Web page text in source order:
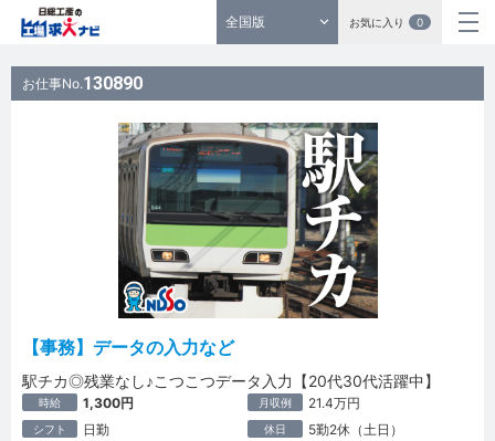
全国版 お気に入り 0
お仕事No.130890
【事務】データの入力など
駅チカ◎残業なし♪こつこつデータ入力【20代30代活躍中】
時給 1,300円 月収例 21.4万円
シフト 日勤 休日 5勤2休（土日）